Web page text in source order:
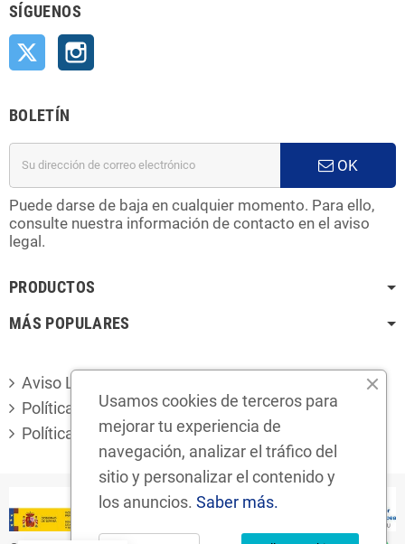
SÍGUENOS
Twitter
BOLETÍN
OK
Puede darse de baja en cualquier momento. Para ello,
consulte nuestra información de contacto en el aviso
legal.
PRODUCTOS
MÁS POPULARES
Aviso Legal
Política de privacidad
Política de cookies
Usamos cookies de terceros para
mejorar tu experiencia de
navegación, analizar el tráfico del
sitio y personalizar el contenido y
los anuncios. Saber más.